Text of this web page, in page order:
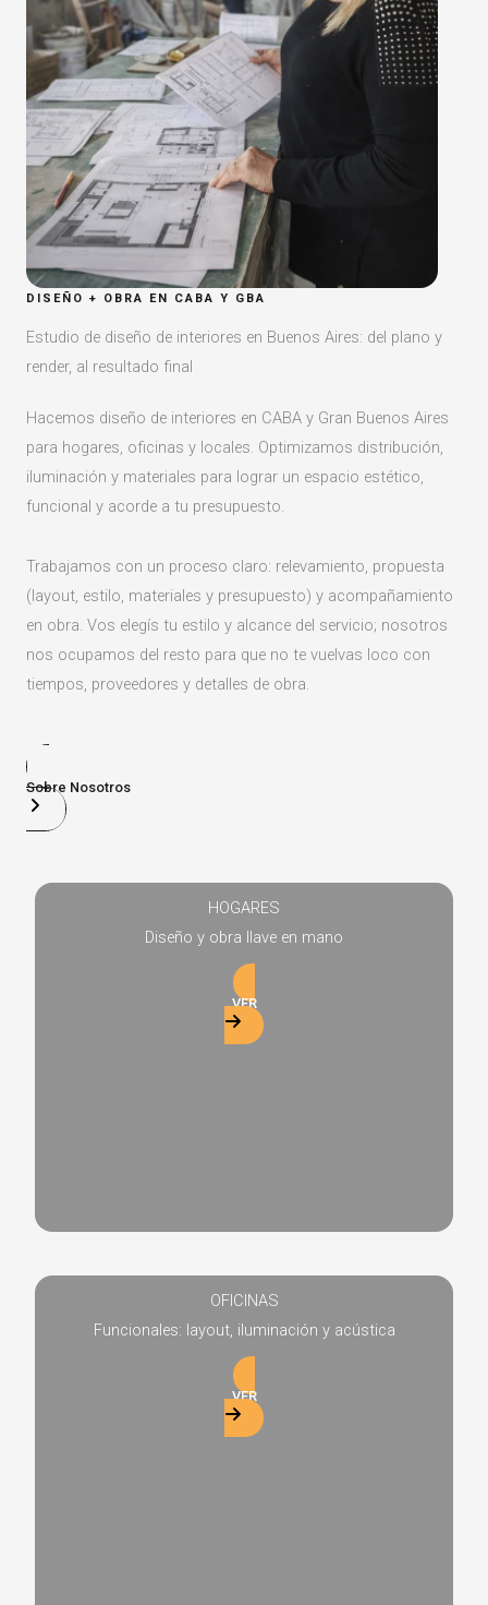
DISEÑO + OBRA EN CABA Y GBA
Estudio de diseño de interiores en Buenos Aires: del plano y
render, al resultado final
Hacemos diseño de interiores en CABA y Gran Buenos Aires
para hogares, oficinas y locales. Optimizamos distribución,
iluminación y materiales para lograr un espacio estético,
funcional y acorde a tu presupuesto.
Trabajamos con un proceso claro: relevamiento, propuesta
(layout, estilo, materiales y presupuesto) y acompañamiento
en obra. Vos elegís tu estilo y alcance del servicio; nosotros
nos ocupamos del resto para que no te vuelvas loco con
tiempos, proveedores y detalles de obra.
Sobre Nosotros
HOGARES
Diseño y obra llave en mano
VER
OFICINAS
Funcionales: layout, iluminación y acústica
VER